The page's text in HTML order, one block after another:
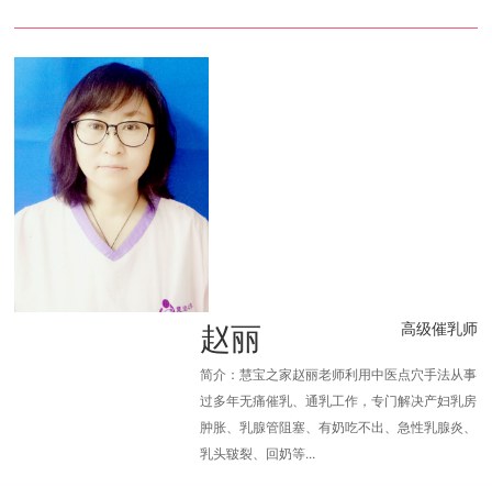
赵丽 高级催乳师
简介：慧宝之家赵丽老师利用中医点穴手法从事
过多年无痛催乳、通乳工作，专门解决产妇乳房
肿胀、乳腺管阻塞、有奶吃不出、急性乳腺炎、
乳头皲裂、回奶等...